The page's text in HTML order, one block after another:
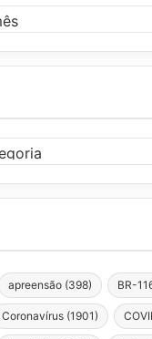
apreensão (398) BR-
Coronavírus (1901)